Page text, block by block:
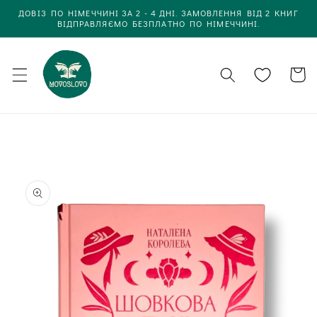
до
вмісту
ДОВІЗ ПО НІМЕЧЧИНІ ЗА 2 - 4 ДНІ. ЗАМОВЛЕННЯ ВІД 2 КНИГ
ВІДПРАВЛЯЄМО БЕЗПЛАТНО ПО НІМЕЧЧИНІ.
Кошик